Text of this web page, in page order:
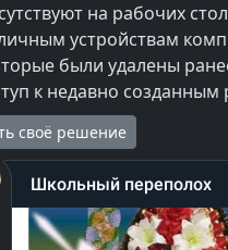
на рабочих
устройствам
были удалены
к недавно
своё решение